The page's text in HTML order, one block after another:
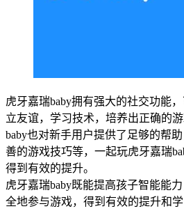
虎牙嘉瑞baby拥有强大的社交功能
立友谊，学习技术，培养出正确的
baby也对新手用户提供了足够的帮
善的游戏技巧等，一起玩虎牙嘉瑞
得到有效的提升。
虎牙嘉瑞baby既能提高孩子智能能
全地参与游戏，得到有效的提升和